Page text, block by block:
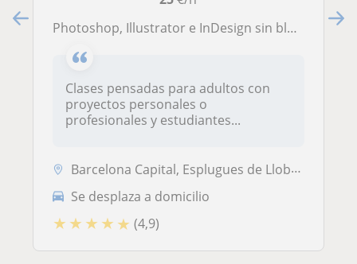
Photoshop, Illustrator e InDesign sin bloqueo: clases personalizadas para avanzar de verdad
Clases pensadas para adultos con
proyectos personales o
profesionales y estudiantes...
Barcelona Capital, Esplugues de Llobregat, Hospitalet de Llobregat, Sa...
Se desplaza a domicilio
★ ★ ★ ★ ★ (4,9)